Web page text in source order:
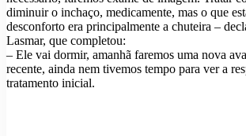
diminuir o inchaço, medicamente, mas o que
desconforto era principalmente a chuteira –
Lasmar, que completou:
– Ele vai dormir, amanhã faremos uma nova
recente, ainda nem tivemos tempo para ver a
tratamento inicial.